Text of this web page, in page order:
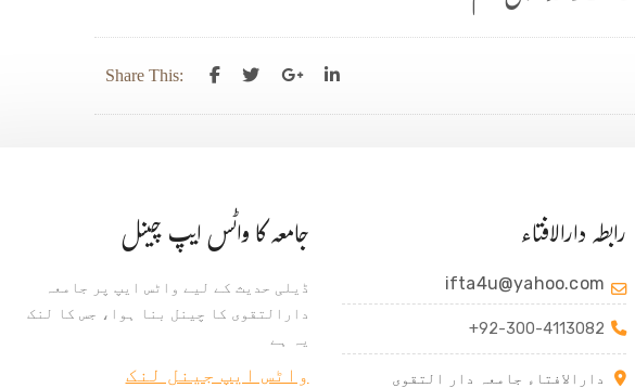
Share This:
رابطہ دارالافتاء
ifta4u@yahoo.com
+92-300-4113082
دارالافتاء جامعہ دار التقوی
جامعہ کا واٹس ایپ چینل
ڈیلی حدیث کے لیے واٹس ایپ پر جامعہ
دارالتقوی کا چینل بنا ہوا، جس کا لنک
یہ ہے
واٹس ایپ جینل لنک